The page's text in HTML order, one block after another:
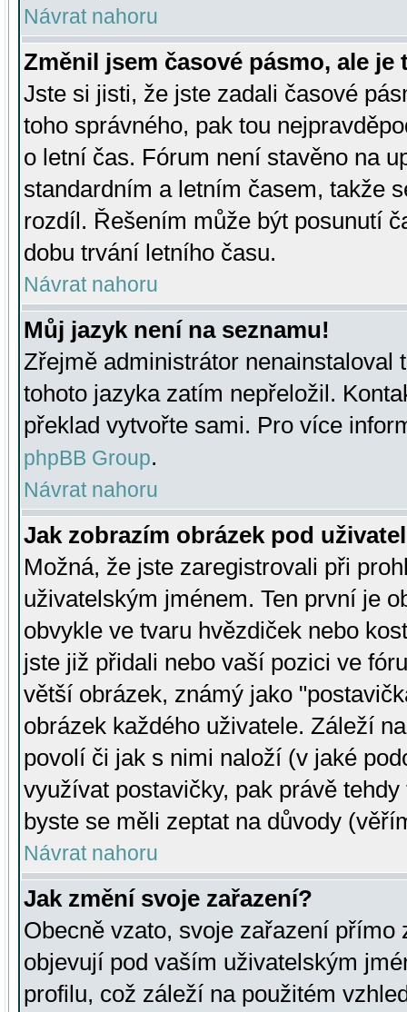
Návrat nahoru
Změnil jsem časové pásmo, ale je
Jste si jisti, že jste zadali časové
toho správného, pak tou
o letní čas. Fórum není stavěno na
standardním a letním časem, takže
rozdíl. Řešením může být posunutí
dobu trvání letního času.
Návrat nahoru
Můj jazyk není na seznamu!
Zřejmě administrátor nenainstaloval
tohoto jazyka zatím nepřeložil.
překlad vytvořte sami. Pro více
phpBB Group.
Návrat nahoru
Jak zobrazím obrázek pod
Možná, že jste zaregistrovali při
uživatelským jménem. Ten první je
obvykle ve tvaru hvězdiček nebo
jste již přidali nebo vaší pozici ve
větší obrázek, známý jako
obrázek každého uživatele. Záleží
povolí či jak s nimi naloží (v jaké
využívat postavičky, pak právě
byste se měli zeptat na důvody
Návrat nahoru
Jak změní svoje zařazení?
Obecně vzato, svoje zařazení přímo
objevují pod vaším uživatelským
profilu, což záleží na použitém